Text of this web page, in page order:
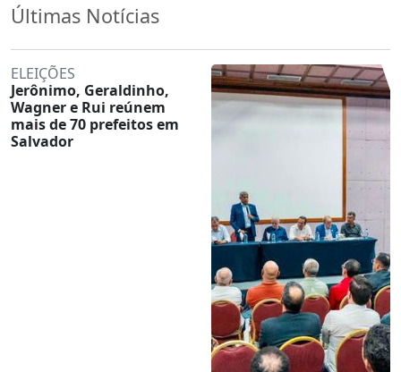
Últimas Notícias
ELEIÇÕES
Jerônimo, Geraldinho,
Wagner e Rui reúnem
mais de 70 prefeitos em
Salvador